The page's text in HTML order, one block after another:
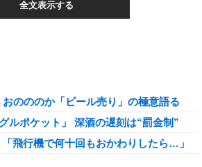
全文表示する
のののか「ビール売り」の極意語る
ルポケット」 深酒の遅刻は“罰金制”
飛行機で何十回もおかわりしたら…」